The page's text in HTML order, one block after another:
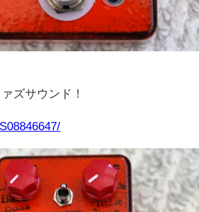
ズサウンド！